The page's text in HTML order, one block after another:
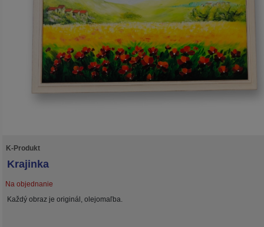
K-Produkt
Krajinka
Na objednanie
Každý obraz je originál, olejomaľba.